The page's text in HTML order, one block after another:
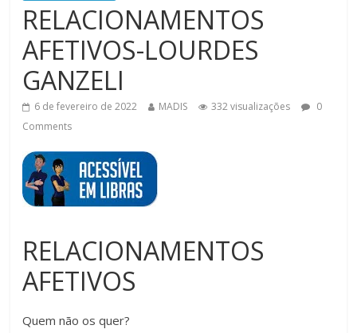
RELACIONAMENTOS
AFETIVOS-LOURDES
GANZELI
6 de fevereiro de 2022 MADIS 332 visualizações
0
Comments
RELACIONAMENTOS
AFETIVOS
Quem não os quer?